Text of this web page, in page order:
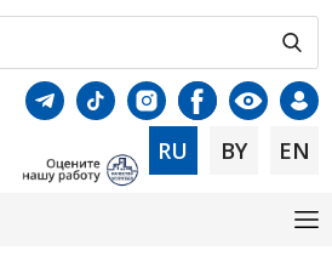
RU BY EN